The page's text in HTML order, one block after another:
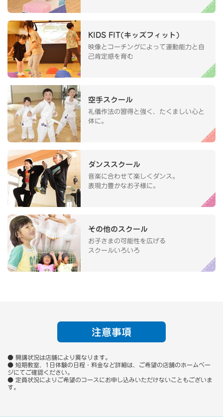
KIDS FIT(キッズフィット)
映像とコーチングによって運動能力と自
己肯定感を育む
空手スクール
礼儀作法の習得と強く、たくましい心と
体に。
ダンススクール
音楽に合わせて楽しくダンス。
表現力豊かなお子様に。
その他のスクール
お子さまの可能性を広げる
スクールいろいろ
注意事項
● 開講状況は店舗により異なります。
● 短期教室、1日体験の日程・料金など詳細は、ご希望の店舗のホームペー
ジにてご確認ください。
● 定員状況によりご希望のコースにお申し込みいただけないこともございま
す。